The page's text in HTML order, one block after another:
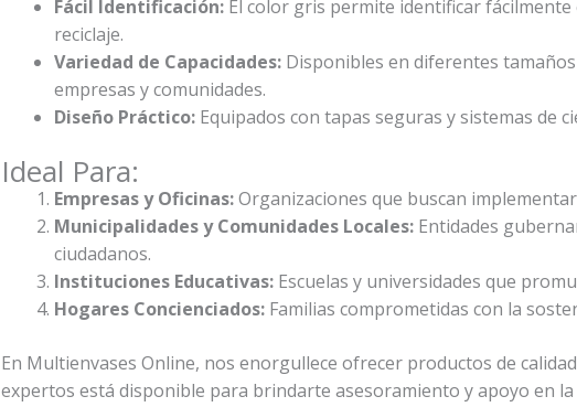
Fácil Identificación: El color gris permite identificar
reciclaje.
Variedad de Capacidades: Disponibles en diferentes
empresas y comunidades.
Diseño Práctico: Equipados con tapas seguras y sistemas de
Ideal Para:
Empresas y Oficinas:Organizaciones que buscan
Municipalidades y Comunidades Locales: Entidades
ciudadanos.
Instituciones Educativas: Escuelas y universidades que
Hogares Concienciados: Familias comprometidas con la
En Multienvases Online, nos enorgullece ofrecer productos de
expertos está disponible para brindarte asesoramiento y apoyo en